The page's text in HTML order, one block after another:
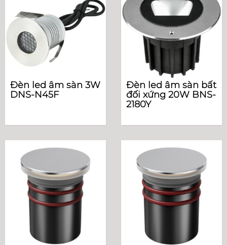
Đèn led âm sàn 3W
DNS-N45F
Đèn led âm sàn bất
đối xứng 20W BNS-
2180Y